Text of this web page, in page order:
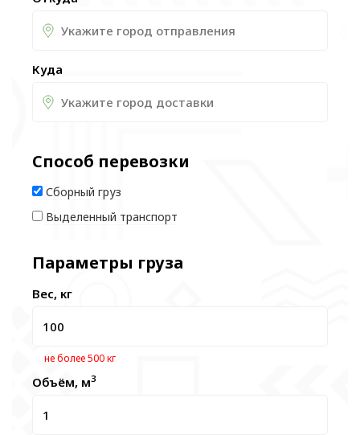
Куда
Способ перевозки
Сборный груз
Выделенный транспорт
Параметры груза
Вес, кг
не более 500 кг
Объём, м3